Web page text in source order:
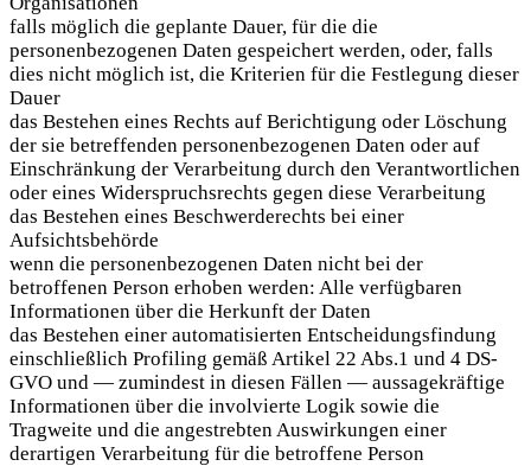
falls möglich die geplante Dauer, für die die
personenbezogenen Daten gespeichert werden, oder, falls
dies nicht möglich ist, die Kriterien für die Festlegung dieser
Dauer
das Bestehen eines Rechts auf Berichtigung oder Löschung
der sie betreffenden personenbezogenen Daten oder auf
Einschränkung der Verarbeitung durch den Verantwortlichen
oder eines Widerspruchsrechts gegen diese Verarbeitung
das Bestehen eines Beschwerderechts bei einer
Aufsichtsbehörde
wenn die personenbezogenen Daten nicht bei der
betroffenen Person erhoben werden: Alle verfügbaren
Informationen über die Herkunft der Daten
das Bestehen einer automatisierten Entscheidungsfindung
einschließlich Profiling gemäß Artikel 22 Abs.1 und 4 DS-
GVO und — zumindest in diesen Fällen — aussagekräftige
Informationen über die involvierte Logik sowie die
Tragweite und die angestrebten Auswirkungen einer
derartigen Verarbeitung für die betroffene Person